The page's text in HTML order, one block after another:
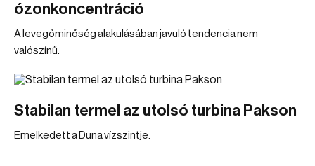
ózonkoncentráció
A levegőminőség alakulásában javuló tendencia nem
valószínű.
Stabilan termel az utolsó turbina Pakson
Emelkedett a Duna vízszintje.